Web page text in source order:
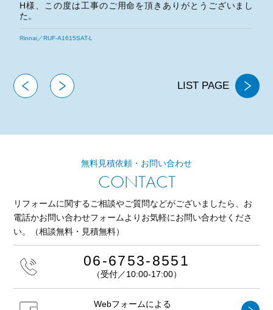
H様、この度は工事のご用命を頂きありがとうございまし
た。
今後とも宜しくお願いいたします。
Rinnai／RUF-A1615SAT-L
LIST PAGE
無料見積依頼・お問い合わせ
CONTACT
リフォームに関するご相談やご質問などがございましたら、 お
電話かお問い合わせフォームよりお気軽にお問い合わせくださ
い。
（相談無料・見積無料）
06-6753-8551
（受付／10:00-17:00）
Webフォームによる